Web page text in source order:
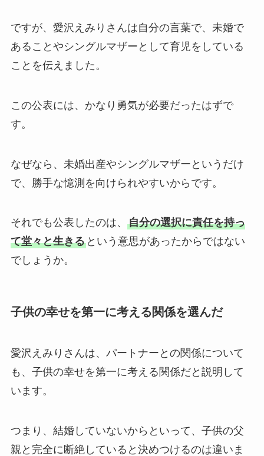
ですが、愛沢えみりさんは自分の言葉で、未婚で
あることやシングルマザーとして育児をしている
ことを伝えました。
この公表には、かなり勇気が必要だったはずで
す。
なぜなら、未婚出産やシングルマザーというだけ
で、勝手な憶測を向けられやすいからです。
それでも公表したのは、 自分の選択に責任を持っ
て堂々と生きるという意思があったからではない
でしょうか。
子供の幸せを第一に考える関係を選んだ
愛沢えみりさんは、パートナーとの関係について
も、子供の幸せを第一に考える関係だと説明して
います。
つまり、結婚していないからといって、子供の父
親と完全に断絶していると決めつけるのは違いま